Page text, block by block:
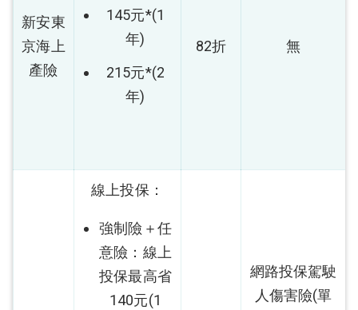
新安東
京海上
產險
145元*(1
年)
215元*(2
年)
82折 無
線上投保：
強制險＋任
意險：線上
投保最高省
140元(1
網路投保駕駛
人傷害險(單